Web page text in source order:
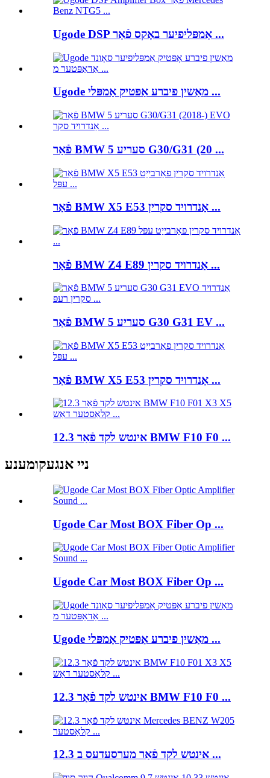
Ugode DSP אַמפּליפיער באָקס פֿאַר ...
Ugode מאַשין פיברע אַפּטיק אַמפּלי ...
פֿאַר BMW 5 סעריע G30/G31 (20 ...
פֿאַר BMW X5 E53 אַנדרויד סקרין ...
פֿאַר BMW Z4 E89 אַנדרויד סקרין ...
פֿאַר BMW 5 סעריע G30 G31 EV ...
פֿאַר BMW X5 E53 אַנדרויד סקרין ...
12.3 אינטש לקד פֿאַר BMW F10 F0 ...
ניי אנגעקומענע
Ugode Car Most BOX Fiber Op ...
Ugode Car Most BOX Fiber Op ...
Ugode מאַשין פיברע אַפּטיק אַמפּלי ...
12.3 אינטש לקד פֿאַר BMW F10 F0 ...
12.3 אינטש לקד פֿאַר מערסעדעס ב ...